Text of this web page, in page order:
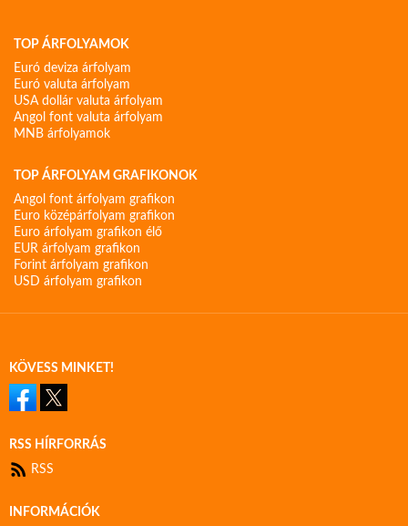
TOP ÁRFOLYAMOK
Euró deviza árfolyam
Euró valuta árfolyam
USA dollár valuta árfolyam
Angol font valuta árfolyam
MNB árfolyamok
TOP ÁRFOLYAM GRAFIKONOK
Angol font árfolyam grafikon
Euro középárfolyam grafikon
Euro árfolyam grafikon élő
EUR árfolyam grafikon
Forint árfolyam grafikon
USD árfolyam grafikon
KÖVESS MINKET!
RSS HÍRFORRÁS
RSS
INFORMÁCIÓK